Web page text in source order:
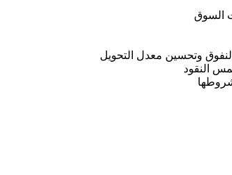
السوق
وتحسين معدل التحويل
النقود